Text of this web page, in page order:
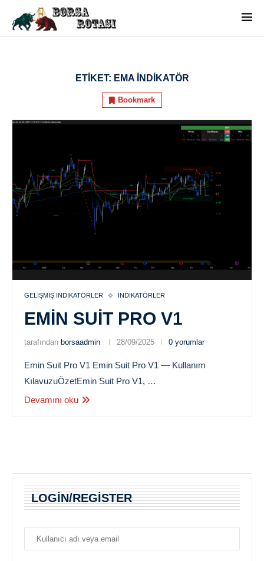
ETIKET: EMA INDIKATÖR
Bookmark
GELIŞMIŞ İNDIKATÖRLER İNDIKATÖRLER
EMIN SUIT PRO V1
tarafından borsaadmin 28/09/2025 0 yorumlar
Emin Suit Pro V1 Emin Suit Pro V1 — Kullanım
KılavuzuÖzetEmin Suit Pro V1, …
Devamını oku
LOGIN/REGISTER